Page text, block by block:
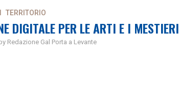
TERRITORIO
DIGITALE PER LE ARTI E I MESTIERI
Redazione Gal Porta a Levante